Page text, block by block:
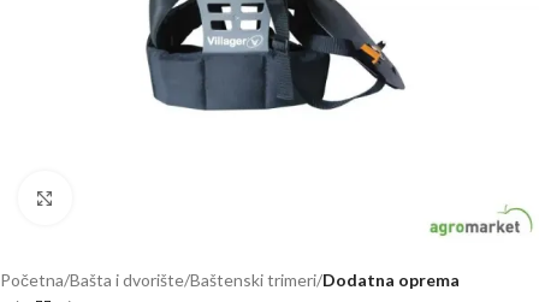
Početna Bašta i dvorište Baštenski trimeri Dodatna oprema